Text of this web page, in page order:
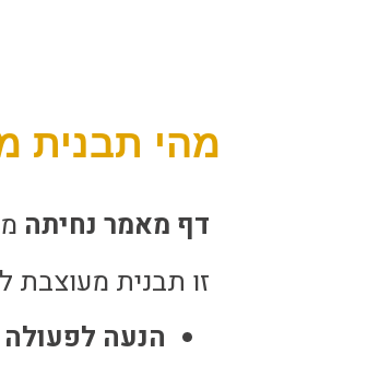
מהי תבנית
דף מאמר נחיתה
זו תבנית
הנעה